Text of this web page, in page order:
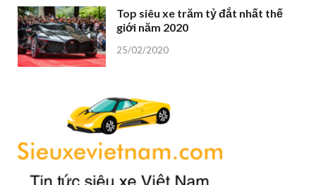
Top siêu xe trăm tỷ đắt nhất thế
giới năm 2020
25/02/2020